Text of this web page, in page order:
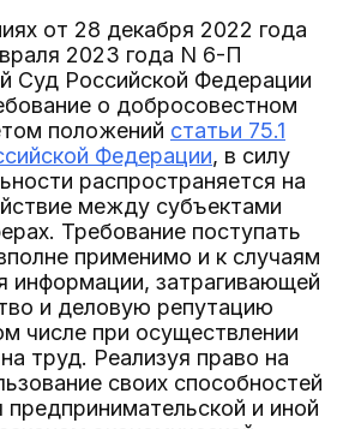
от 28 декабря 2022 года
2023 года N 6-П
Суд Российской Федерации
о добросовестном
положений статьи 75.1
Федерации, в силу
распространяется на
между субъектами
Требование поступать
применимо и к случаям
информации, затрагивающей
и деловую репутацию
числе при осуществлении
труд. Реализуя право на
своих способностей
и иной